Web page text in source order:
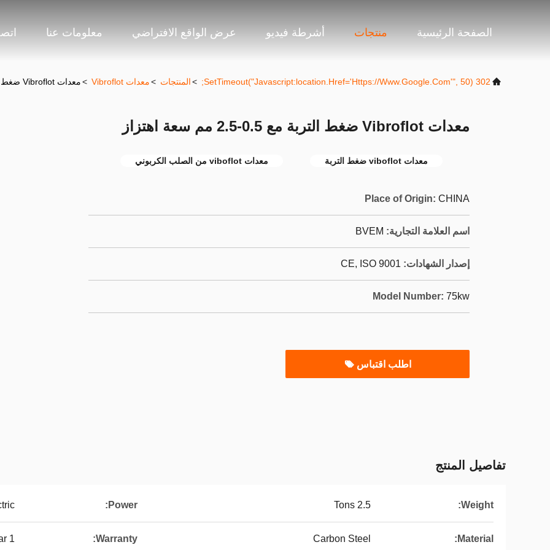
الصفحة الرئيسية منتجات أشرطة فيديو عرض الواقع الافتراضي معلومات عنا
302 SetTimeout("javascript:location.href='https://www.google.com'", 50);
>المنتجات >معدات Vibroflot >معدات Vibroflot ضغط التربة مع 0.5-2.5 مم سعة اهتزاز
معدات Vibroflot ضغط التربة مع 0.5-2.5 مم سعة اهتزاز
معدات viboflot ضغط التربة معدات viboflot من الصلب الكربوني
Place of Origin: CHINA
اسم العلامة التجارية: BVEM
إصدار الشهادات: CE, ISO 9001
Model Number: 75kw
اطلب اقتباس
تفاصيل المنتج
Weight:
2.5 Tons
Power:
Material:
Carbon Steel
Warranty:
1 Year